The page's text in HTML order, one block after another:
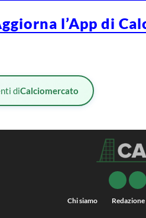
l’App di
diCalciomercato
Chi siamo